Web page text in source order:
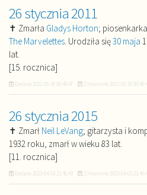
26 stycznia 2011
✝ Zmarła Gladys Horton;
The Marvelettes. Urodziła się30 maja
lat.
[15. rocznica]
Dodano 2021-05-30 00:49:47 Zmieniono 2021-05-30
26 stycznia 2015
✝ Zmarł Neil LeVang; gitarzysta i
1932 roku, zmarł w wieku 83 lat.
[11. rocznica]
Dodano 2023-04-03 21:40:43 Zmieniono 2023-04-03